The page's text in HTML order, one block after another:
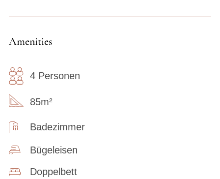
Amenities
4 Personen
85m²
Badezimmer
Bügeleisen
Doppelbett